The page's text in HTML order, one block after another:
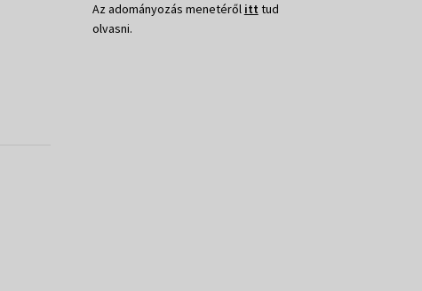
Az adományozás menetéről itt tud
olvasni.